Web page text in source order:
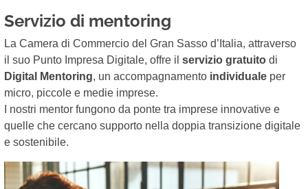
Servizio di mentoring
La Camera di Commercio del Gran Sasso d’Italia, attraverso
il suo Punto Impresa Digitale, offre il servizio gratuito di
Digital Mentoring, un accompagnamento individuale per
micro, piccole e medie imprese.
I nostri mentor fungono da ponte tra imprese innovative e
quelle che cercano supporto nella doppia transizione digitale
e sostenibile.